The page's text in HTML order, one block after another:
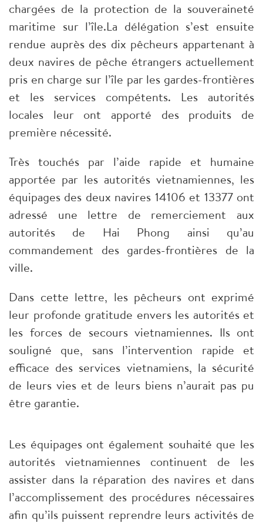
chargées de la protection de la souveraineté
maritime sur l’île.La délégation s’est ensuite
rendue auprès des dix pêcheurs appartenant à
deux navires de pêche étrangers actuellement
pris en charge sur l’île par les gardes-frontières
et les services compétents. Les autorités
locales leur ont apporté des produits de
première nécessité.
Très touchés par l’aide rapide et humaine
apportée par les autorités vietnamiennes, les
équipages des deux navires 14106 et 13377 ont
adressé une lettre de remerciement aux
autorités de Hai Phong ainsi qu’au
commandement des gardes-frontières de la
ville.
Dans cette lettre, les pêcheurs ont exprimé
leur profonde gratitude envers les autorités et
les forces de secours vietnamiennes. Ils ont
souligné que, sans l’intervention rapide et
efficace des services vietnamiens, la sécurité
de leurs vies et de leurs biens n’aurait pas pu
être garantie.
Les équipages ont également souhaité que les
autorités vietnamiennes continuent de les
assister dans la réparation des navires et dans
l’accomplissement des procédures nécessaires
afin qu’ils puissent reprendre leurs activités de